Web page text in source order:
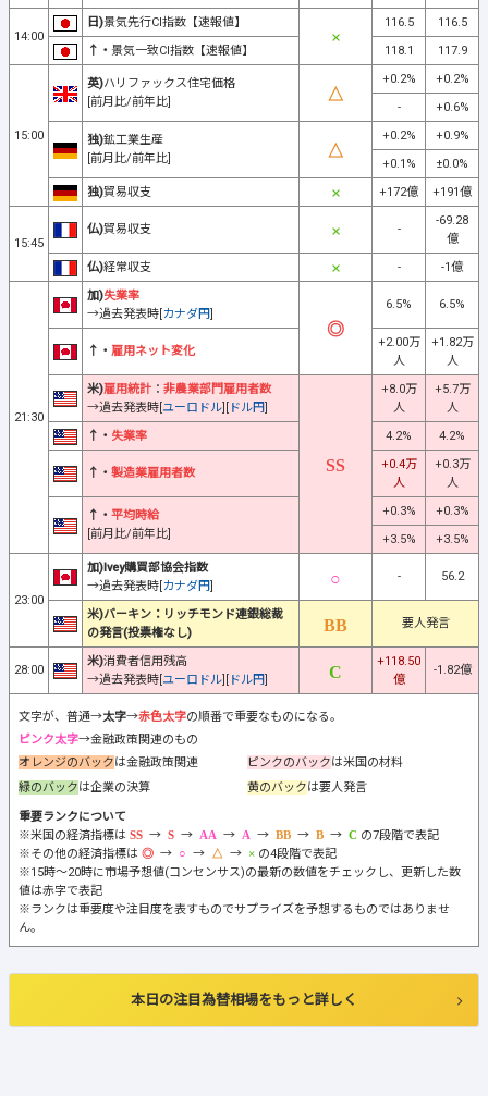
14:00
日)景気先行CI指数【速報値】 116.5
116.5
↑・ 景気一致CI指数【速報値】 118.1 117.9
15:00
英)ハリファックス住宅価格
[前月比/前年比]
+0.2%
+0.2%
-
+0.6%
独)鉱工業生産
[前月比/前年比]
+0.2%
+0.9%
+0.1%
±0.0%
独)貿易収支 +172億 +191億
15:45
仏)貿易収支 -
-69.28
億
仏)経常収支 - -1億
21:30
加)失業率
→過去発表時[ カナダ円
6.5% 6.5%
↑・ 雇用ネット変化
+2.00万
人
+1.82万
人
米)雇用統計 ： 非農業部門雇用者数
→過去発表時[ ユーロドル ドル円
+8.0万
人
+5.7万
人
↑・ 失業率 4.2% 4.2%
↑・ 製造業雇用者数
+0.4万
人
+0.3万
人
↑・ 平均時給
[前月比/前年比]
+0.3%
+0.3%
+3.5%
+3.5%
23:00
加)Ivey購買部協会指数
→過去発表時[ カナダ円
- 56.2
米)バーキン：リッチモンド連銀総裁
の発言(投票権なし)
要人発言
28:00
米)消費者信用残高
→過去発表時[ ユーロドル ドル円
+118.50
億
-1.82億
文字が、普通→太字→赤色太字の順番で重要なものになる。
ピンク太字→金融政策関連のもの
オレンジのバックは金融政策関連 ピンクのバックは米国の材料
緑のバックは企業の決算 黄のバックは要人発言
重要ランクについて
※米国の経済指標は
→ → → → → →
の7段階で表記
※その他の経済指標は
→ → →
の4段階で表記
※15時～20時に市場予想値(コンセンサス)の最新の数値をチェックし、更新した数
値は赤字で表記
※ランクは重要度や注目度を表すものでサプライズを予想するものではありませ
ん。
本日の注目為替相場をもっと詳しく